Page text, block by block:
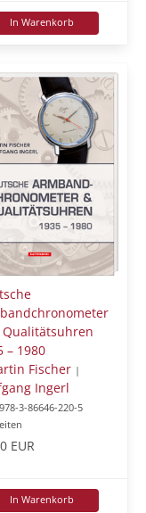
In Warenkorb
– 1980
Fischer |
Ingerl
3-86646-220-5
EUR
In Warenkorb